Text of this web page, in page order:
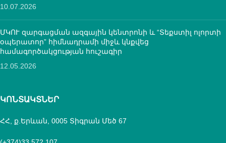
10.07.2026
ՄԿՈՒ զարգացման ազգային կենտրոնի և “Տեքստիլ ոլորտի
օպերատոր” հիմնադրամի միջև կնքվեց
համագործակցության հուշագիր
12.05.2026
ԿՈՆՏԱԿՏՆԵՐ
ՀՀ, ք.Երևան, 0005 Տիգրան Մեծ 67